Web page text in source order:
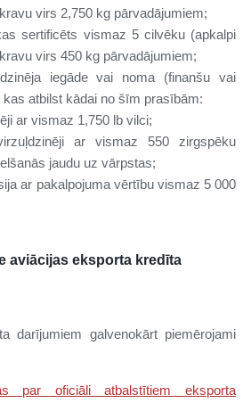
virs 2,750 kg pārvadājumiem;
sertificēts vismaz 5 cilvēku (apkalpi
virs 450 kg pārvadājumiem;
iegāde vai noma (finanšu vai
atbilst kādai no šīm prasībām:
ar vismaz 1,750 lb vilci;
ar vismaz 550 zirgspēku
jaudu uz vārpstas;
ar pakalpojuma vērtību vismaz 5 000
aviācijas eksporta kredīta
darījumiem galvenokārt piemērojami
par oficiāli atbalstītiem eksporta